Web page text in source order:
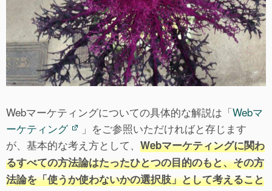
Webマーケティングについての具体的な解説は「Webマ
ーケティング
」をご参照いただければと存じます
が、基本的な考え方として、 Webマーケティングに関わ
るすべての方法論はたったひとつの目的のもと、その方
法論を「使うか使わないかの選択肢」として考えること